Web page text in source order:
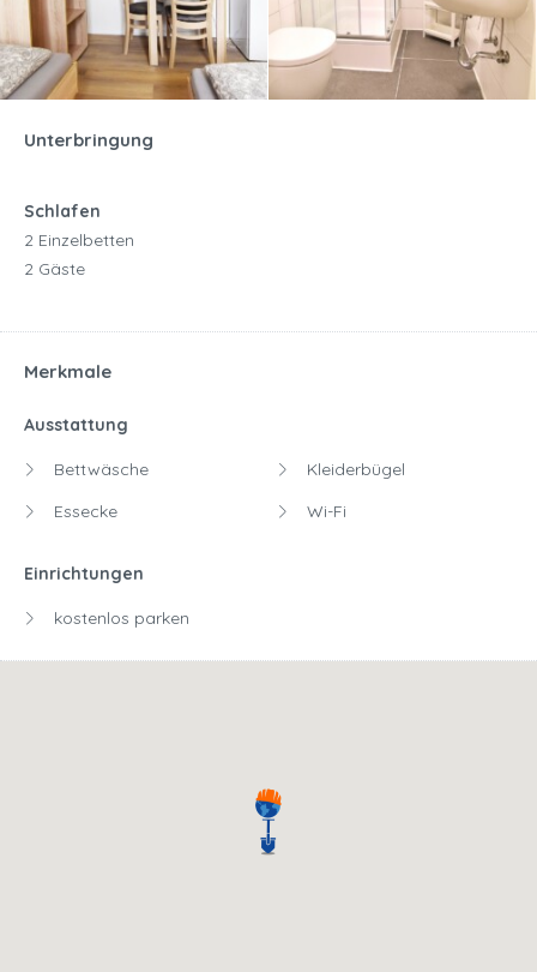
Unterbringung
Schlafen
2 Einzelbetten
2 Gäste
Merkmale
Ausstattung
Bettwäsche
Essecke
Kleiderbügel
Wi-Fi
Einrichtungen
kostenlos parken